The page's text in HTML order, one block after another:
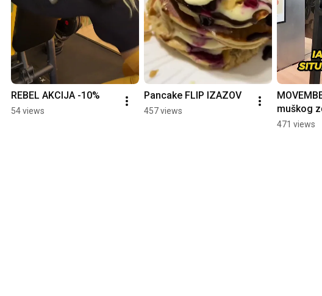
REBEL AKCIJA -10%
54 views
Pancake FLIP IZAZOV
457 views
muškog
471 views